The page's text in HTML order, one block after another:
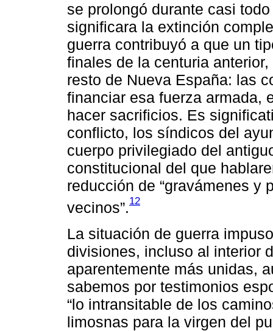
se prolongó durante casi
significara la extinción
guerra contribuyó a que un
finales de la centuria
resto de Nueva España: las
financiar esa fuerza armada,
hacer sacrificios. Es
conflicto, los síndicos del
cuerpo privilegiado del
constitucional del que
reducción de “gravámenes y
vecinos”.12
La situación de guerra
divisiones, incluso al interior
aparentemente más unidas,
sabemos por testimonios
“lo intransitable de los
limosnas para la virgen del